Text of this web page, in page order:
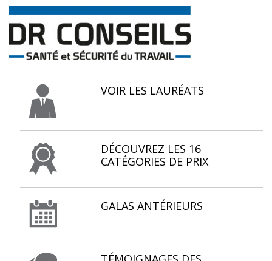
VOIR LES LAURÉATS
DÉCOUVREZ LES 16
CATÉGORIES DE PRIX
GALAS ANTÉRIEURS